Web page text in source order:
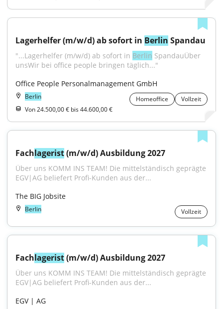
Lagerhelfer (m/w/d) ab sofort in Berlin Spandau
"...Lagerhelfer (m/w/d) ab sofort in Berlin SpandauÜber
unsWir bei office people bringen täglich..."
Office People Personalmanagement GmbH
Berlin Homeoffice
Vollzeit
Von 24.500,00 € bis 44.600,00 €
Fachlagerist (m/w/d) Ausbildung 2027
Über uns KOMM INS TEAM! Die mittelständisch geprägte
EGV|AG beliefert Profi-Kunden aus der...
The BIG Jobsite
Berlin Vollzeit
Fachlagerist (m/w/d) Ausbildung 2027
Über uns KOMM INS TEAM! Die mittelständisch geprägte
EGV|AG beliefert Profi-Kunden aus der...
EGV | AG